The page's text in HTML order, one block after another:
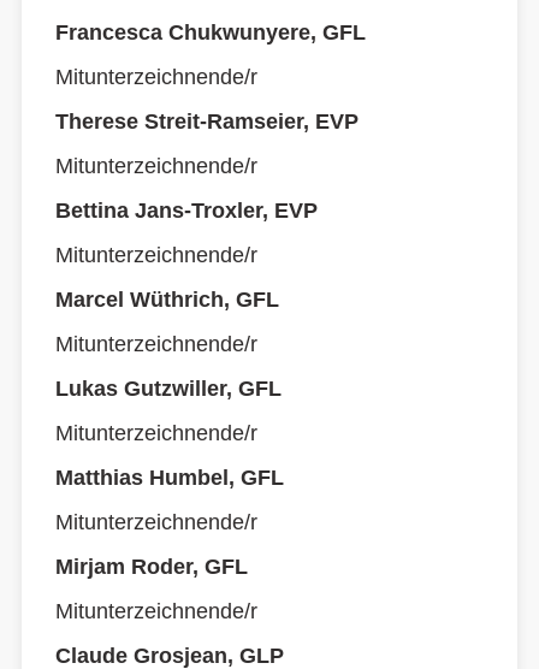
Francesca Chukwunyere, GFL
Mitunterzeichnende/r
Therese Streit-Ramseier, EVP
Mitunterzeichnende/r
Bettina Jans-Troxler, EVP
Mitunterzeichnende/r
Marcel Wüthrich, GFL
Mitunterzeichnende/r
Lukas Gutzwiller, GFL
Mitunterzeichnende/r
Matthias Humbel, GFL
Mitunterzeichnende/r
Mirjam Roder, GFL
Mitunterzeichnende/r
Claude Grosjean, GLP